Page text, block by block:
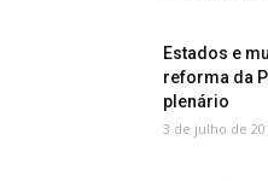
Estados e
reforma da
plenário
3 de julho de